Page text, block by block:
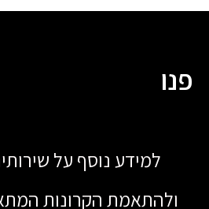
פנו
למידע נוסף על
ולהתאמת הקרונות